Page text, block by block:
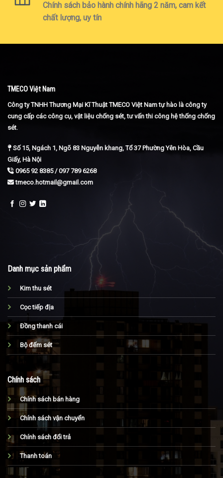
Chính sách bảo hành chính hãng 2 năm, cam kết
chất lượng, uy tín
TMECO Việt Nam
Công ty TNHH Thương Mại Kĩ Thuật TMECO Việt Nam tự hào là công ty
cung cấp các công cụ, vật liệu chống sét, tư vấn thi công hệ thống chống
sét.
Số 15, Ngách 1, Ngõ 83 Nguyễn khang, Tổ 37 Phường Yên Hòa, Cầu
Giấy, Hà Nội
0965 92 8385 / 097 789 6268
tmeco.hotmail@gmail.com
Danh mục sản phẩm
Kim thu sét
Cọc tiếp địa
Đồng thanh cái
Bộ đếm sét
Chính sách
Chính sách bán hàng
Chính sách vận chuyển
Chính sách đổi trả
Thanh toán